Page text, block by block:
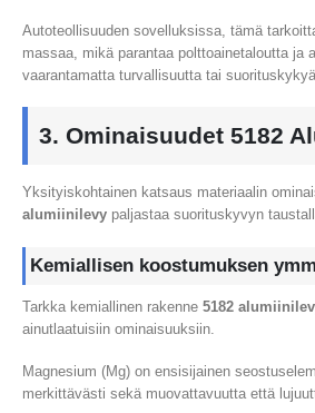
Autoteollisuuden sovelluksissa, tämä
massaa, mikä parantaa polttoainetaloutta ja
vaarantamatta turvallisuutta tai suorituskykyä.
3. Ominaisuudet 5182
Yksityiskohtainen katsaus materiaalin
alumiinilevy paljastaa suorituskyvyn
Kemiallisen koostumuksen
Tarkka kemiallinen rakenne 5182
ainutlaatuisiin ominaisuuksiin.
Magnesium (Mg) on ensisijainen
merkittävästi sekä muovattavuutta että